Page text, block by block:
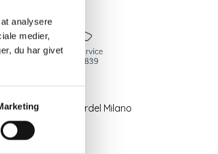
analysere
medier,
du har givet
jersey nederdel Milano